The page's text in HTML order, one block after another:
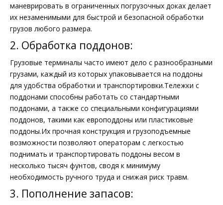
маневрировать в ограниченных погрузочных доках делает
их незаменимыми для быстрой и безопасной обработки
грузов любого размера.
2. Обработка поддонов:
Грузовые терминалы часто имеют дело с разнообразными
грузами, каждый из которых упаковывается на поддоны
для удобства обработки и транспортировки.Тележки с
поддонами способны работать со стандартными
поддонами, а также со специальными конфигурациями
поддонов, такими как европоддоны или пластиковые
поддоны.Их прочная конструкция и грузоподъемные
возможности позволяют операторам с легкостью
поднимать и транспортировать поддоны весом в
несколько тысяч фунтов, сводя к минимуму
необходимость ручного труда и снижая риск травм.
3. Пополнение запасов: